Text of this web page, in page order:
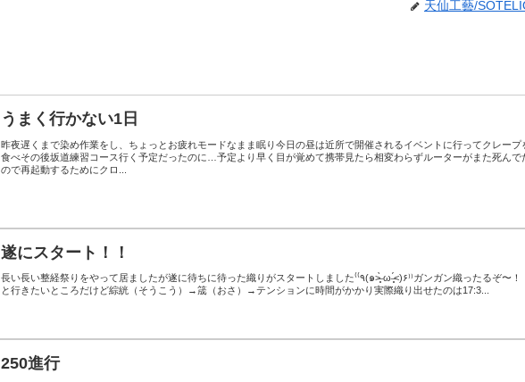
天仙工藝/
うまく行かない1日
昨夜遅くまで染め作業をし、ちょっとお疲れモードなまま眠り今日の昼は近所で開催されるイベントに行ってクレープ
食べその後坂道練習コース行く予定だったのに…予定より早く目が覚めて携帯見たら相変わらずルーターがまた死んで
ので再起動するためにクロ...
遂にスタート！！
長い長い整経祭りをやって居ましたが遂に待ちに待った織りがスタートしました‎⁽⁽٩(๑˃̶͈̀ ω ˂̶͈́)۶⁾⁾ガンガン織ったるぞ〜！！
と行きたいところだけど綜絖（そうこう）→筬（おさ）→テンションに時間がかかり実際織り出せたのは17:3...
250進行